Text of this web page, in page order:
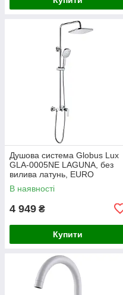
Душова система Globus Lux
GLA-0005NE LAGUNA, без
вилива латунь, EURO
В наявності
4 949 ₴
Купити